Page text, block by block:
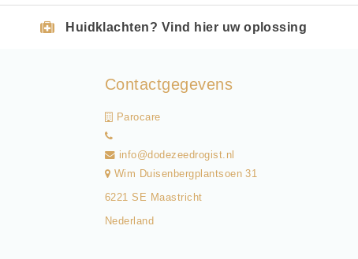
Huidklachten? Vind hier uw oplossing
Contactgegevens
Parocare
info@dodezeedrogist.nl
Wim Duisenbergplantsoen 31
6221 SE Maastricht
Nederland